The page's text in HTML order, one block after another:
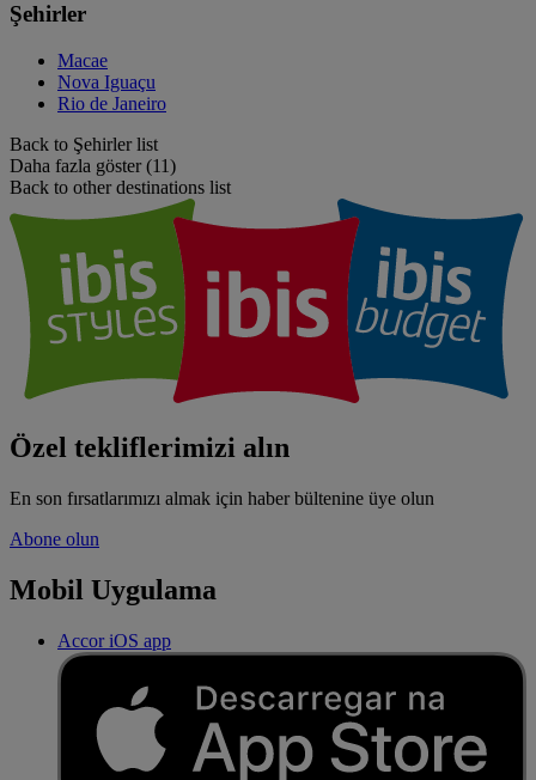
Şehirler
Macae
Nova Iguaçu
Rio de Janeiro
Back to Şehirler list
Daha fazla göster (11)
Back to other destinations list
Özel tekliflerimizi alın
En son fırsatlarımızı almak için haber bültenine üye olun
Abone olun
Mobil Uygulama
Accor iOS app